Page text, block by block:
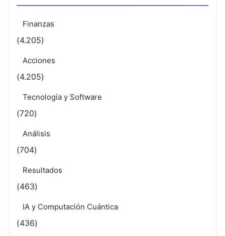
Finanzas
(4.205)
Acciones
(4.205)
Tecnología y Software
(720)
Análisis
(704)
Resultados
(463)
IA y Computación Cuántica
(436)